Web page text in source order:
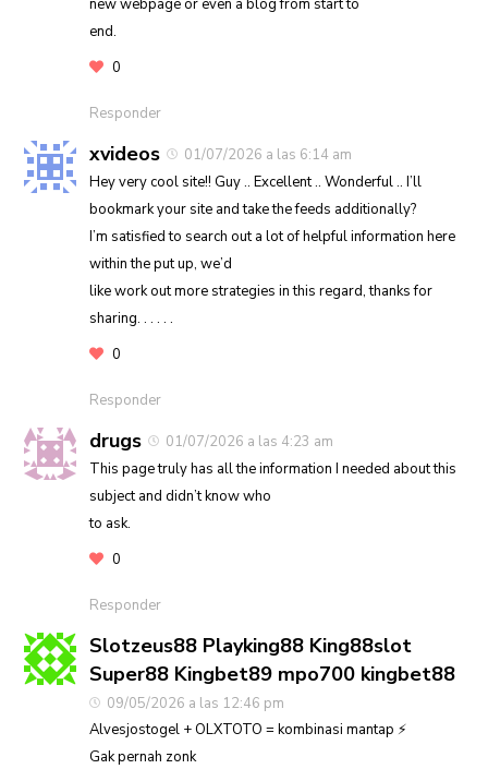
new webpage or even a blog from start to
end.
0
Responder
xvideos
01/07/2026 a las 6:14 am
Hey very cool site!! Guy .. Excellent .. Wonderful .. I’ll
bookmark your site and take the feeds additionally?
I’m satisfied to search out a lot of helpful information here
within the put up, we’d
like work out more strategies in this regard, thanks for
sharing. . . . . .
0
Responder
drugs
01/07/2026 a las 4:23 am
This page truly has all the information I needed about this
subject and didn’t know who
to ask.
0
Responder
Slotzeus88 Playking88 King88slot
Super88 Kingbet89 mpo700 kingbet88
09/05/2026 a las 12:46 pm
Alvesjostogel + OLXTOTO = kombinasi mantap ⚡
Gak pernah zonk